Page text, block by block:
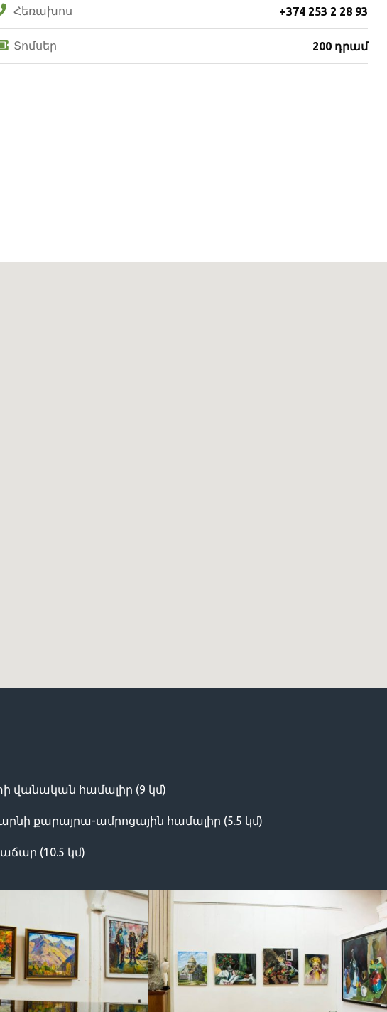
Հեռախոս +374 253 2 28 93
Տոմսեր 200 դրամ
վանական համալիր (9 կմ)
քարայրա-ամրոցային համալիր (5.5 կմ)
(10.5 կմ)